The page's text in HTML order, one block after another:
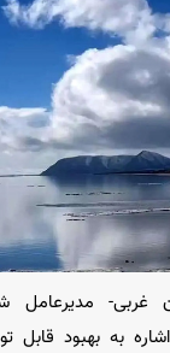
غربی-
اشاره به بهبود